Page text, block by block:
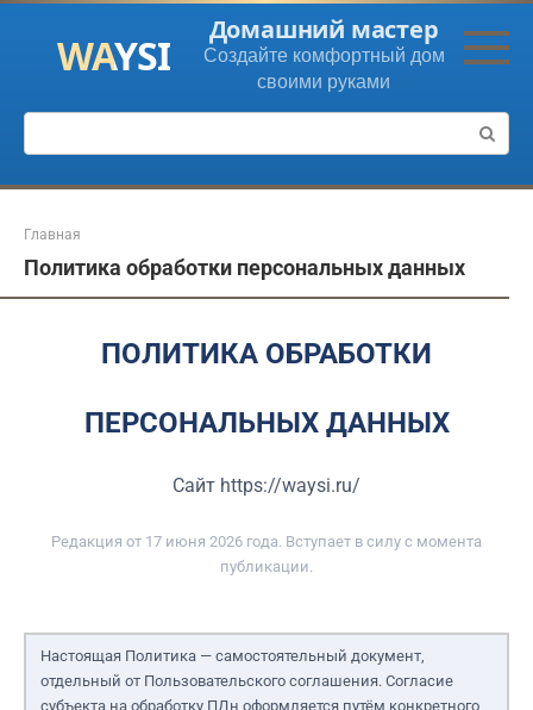
Перейти
контенту
Домашний мастер
Создайте комфортный дом
своими руками
Поиск:
Главная
Политика обработки персональных данных
ПОЛИТИКА ОБРАБОТКИ
ПЕРСОНАЛЬНЫХ ДАННЫХ
Сайт https://waysi.ru/
Редакция от 17 июня 2026 года. Вступает в силу с момента
публикации.
Настоящая Политика — самостоятельный документ,
отдельный от Пользовательского соглашения. Согласие
субъекта на обработку ПДн оформляется путём конкретного